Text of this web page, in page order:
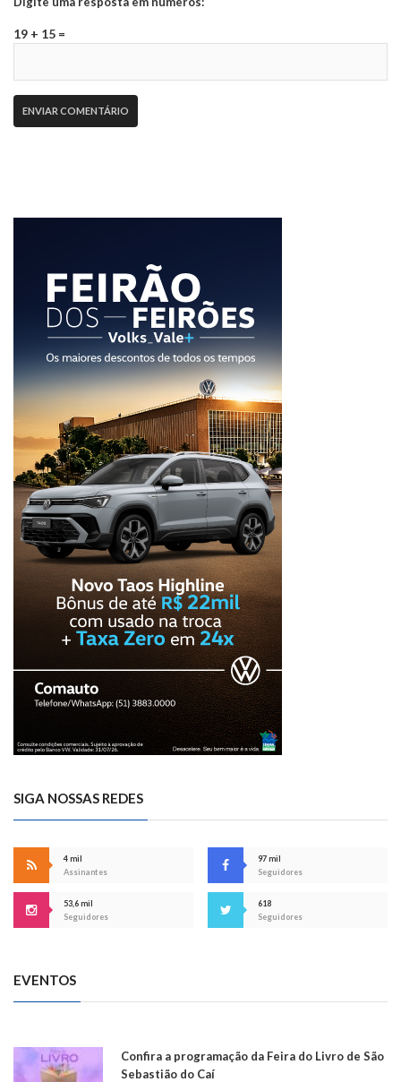
19 + 15 =
SIGA NOSSAS REDES
4 mil
Assinantes
97 mil
Seguidores
53,6 mil
Seguidores
618
Seguidores
EVENTOS
Confira a programação da Feira do Livro de São
Sebastião do Caí